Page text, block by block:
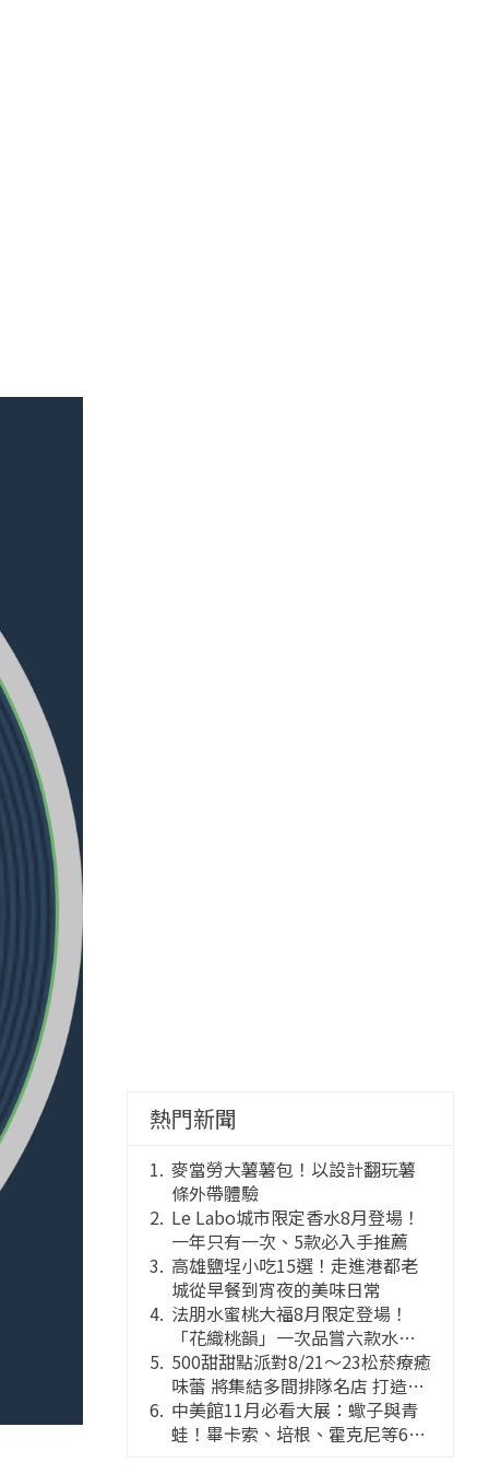
熱門新聞
麥當勞大薯薯包！以設計翻玩薯
條外帶體驗
Le Labo城市限定香水8月登場！
一年只有一次、5款必入手推薦
高雄鹽埕小吃15選！走進港都老
城從早餐到宵夜的美味日常
法朋水蜜桃大福8月限定登場！
「花織桃韻」一次品嘗六款水蜜
桃花果大福
500甜甜點派對8/21～23松菸療癒
味蕾 將集結多間排隊名店 打造靈
感創意的舞台
中美館11月必看大展：蠍子與青
蛙！畢卡索、培根、霍克尼等66